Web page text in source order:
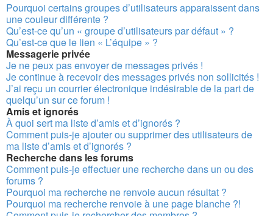
Pourquoi certains groupes d’utilisateurs apparaissent dans
une couleur différente ?
Qu’est-ce qu’un « groupe d’utilisateurs par défaut » ?
Qu’est-ce que le lien « L’équipe » ?
Messagerie privée
Je ne peux pas envoyer de messages privés !
Je continue à recevoir des messages privés non sollicités !
J’ai reçu un courrier électronique indésirable de la part de
quelqu’un sur ce forum !
Amis et ignorés
À quoi sert ma liste d’amis et d’ignorés ?
Comment puis-je ajouter ou supprimer des utilisateurs de
ma liste d’amis et d’ignorés ?
Recherche dans les forums
Comment puis-je effectuer une recherche dans un ou des
forums ?
Pourquoi ma recherche ne renvoie aucun résultat ?
Pourquoi ma recherche renvoie à une page blanche ?!